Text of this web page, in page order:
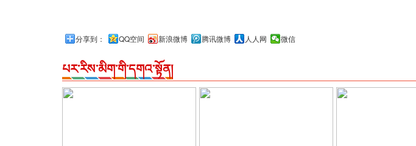
分享到： QQ空间 新浪微博 腾讯微博 人人网 微信
པར་རིས་མིག་གི་དགའ་སྟོན།